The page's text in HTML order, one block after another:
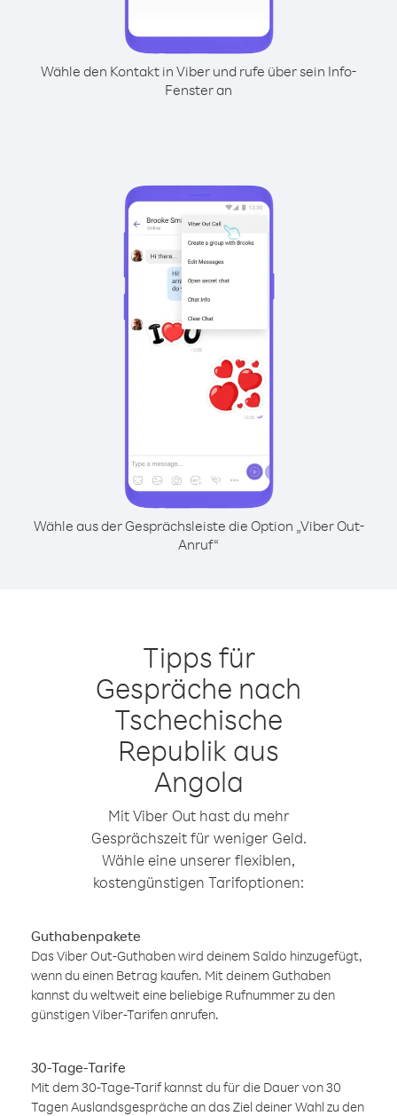
Wähle den Kontakt in Viber und rufe über sein Info-
Fenster an
Wähle aus der Gesprächsleiste die Option „Viber Out-
Anruf“
Tipps für
Gespräche nach
Tschechische
Republik aus
Angola
Mit Viber Out hast du mehr
Gesprächszeit für weniger Geld.
Wähle eine unserer flexiblen,
kostengünstigen Tarifoptionen:
Guthabenpakete
Das Viber Out-Guthaben wird deinem Saldo hinzugefügt,
wenn du einen Betrag kaufen. Mit deinem Guthaben
kannst du weltweit eine beliebige Rufnummer zu den
günstigen Viber-Tarifen anrufen.
30-Tage-Tarife
Mit dem 30-Tage-Tarif kannst du für die Dauer von 30
Tagen Auslandsgespräche an das Ziel deiner Wahl zu den